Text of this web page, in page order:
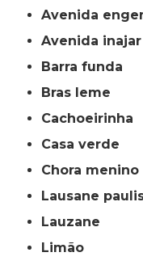
avenida
avenida
barra funda
bras leme
cachoeirinha
casa verde
chora menino
lausane
lauzane
limão